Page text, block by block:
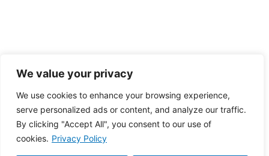
We value your privacy
We use cookies to enhance your browsing experience,
serve personalized ads or content, and analyze our traffic.
By clicking "Accept All", you consent to our use of
cookies. Privacy Policy